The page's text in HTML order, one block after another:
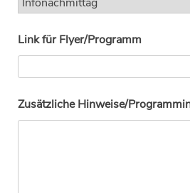
Link für Flyer/Programm
Zusätzliche Hinweise/